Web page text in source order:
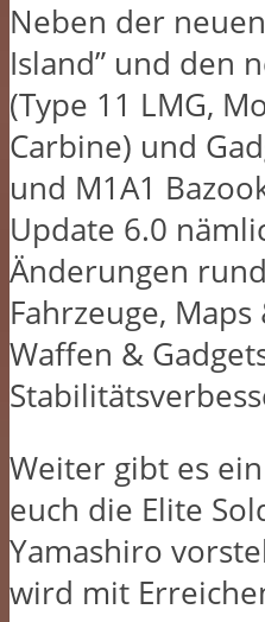
Neben der
Island” und den
(Type 11 LMG,
Carbine) und
und M1A1
Update 6.0
Änderungen
Fahrzeuge,
Waffen &
Weiter gibt es
euch die Elite
Yamashiro
wird mit